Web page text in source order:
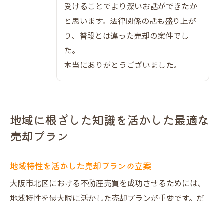
受けることでより深いお話ができたか
と思います。法律関係の話も盛り上が
り、普段とは違った売却の案件でし
た。
本当にありがとうございました。
地域に根ざした知識を活かした最適な
売却プラン
地域特性を活かした売却プランの立案
大阪市北区における不動産売買を成功させるためには、